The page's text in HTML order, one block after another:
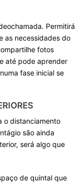
Permitirá
as necessidades do
fotos
até pode aprender
fase inicial se
o distanciamento
são ainda
será algo que
de quintal que